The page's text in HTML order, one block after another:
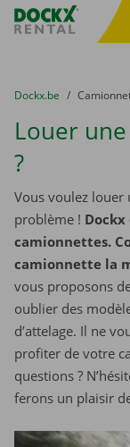
sitename
You are here:
du
Dockx.be to
Louer
?
Vous voulez louer
problème !
camionnettes.
camionnette la
vous proposons
oublier des
d’attelage. Il ne
profiter de votre
questions ?
ferons un plaisir